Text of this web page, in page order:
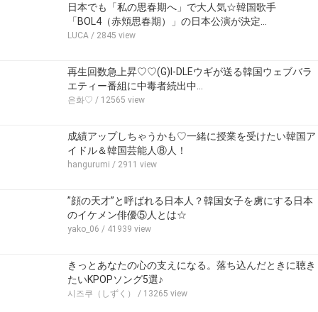
日本でも「私の思春期へ」で大人気☆韓国歌手
「BOL4（赤頬思春期）」の日本公演が決定…
LUCA / 2845 view
再生回数急上昇♡♡(G)I-DLEウギが送る韓国ウェブバラ
エティー番組に中毒者続出中…
은화♡ / 12565 view
成績アップしちゃうかも♡一緒に授業を受けたい韓国ア
イドル＆韓国芸能人⑧人！
hangurumi / 2911 view
”顔の天才”と呼ばれる日本人？韓国女子を虜にする日本
のイケメン俳優⑤人とは☆
yako_06 / 41939 view
きっとあなたの心の支えになる。落ち込んだときに聴き
たいKPOPソング5選♪
시즈쿠（しずく） / 13265 view